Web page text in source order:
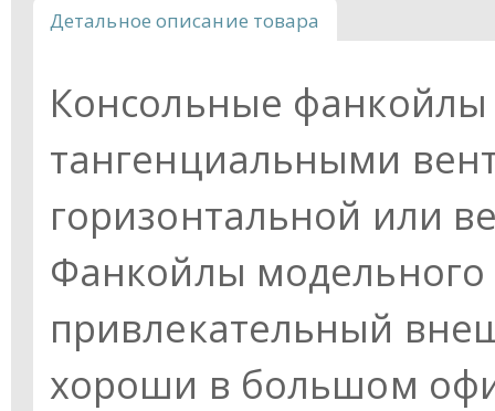
Детальное описание товара
Консольные
тангенциальными
горизонтальной или
Фанкойлы
привлекательный
хороши в большом